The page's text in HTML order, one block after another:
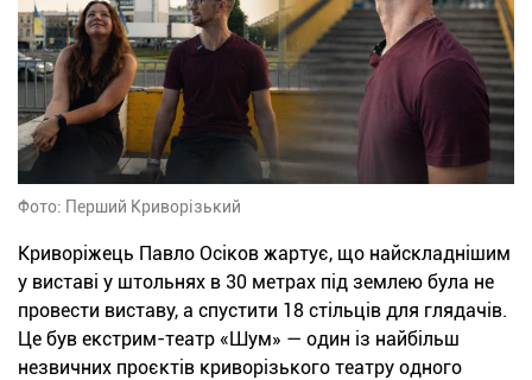
Фото: Перший Криворізький
Криворіжець Павло Осіков жартує, що найскладнішим
у виставі у штольнях в 30 метрах під землею була не
провести виставу, а спустити 18 стільців для глядачів.
Це був екстрим-театр «Шум» — один із найбільш
незвичних проєктів криворізького театру одного